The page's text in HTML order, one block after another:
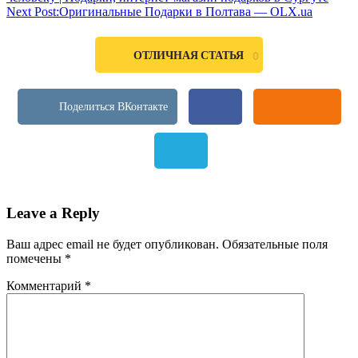
Next Post:Оригинальные Подарки в Полтава — OLX.ua
ОТЛИЧНАЯ СТАТЬЯ 0
Leave a Reply
Ваш адрес email не будет опубликован. Обязательные поля
помечены *
Комментарий *